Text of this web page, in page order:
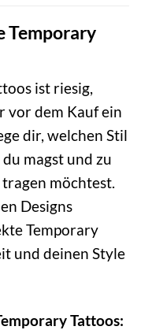
Temporary
ist riesig,
vor dem Kauf ein
dir, welchen Stil
magst und zu
möchtest.
Designs
Temporary
und deinen Style
Tattoos: